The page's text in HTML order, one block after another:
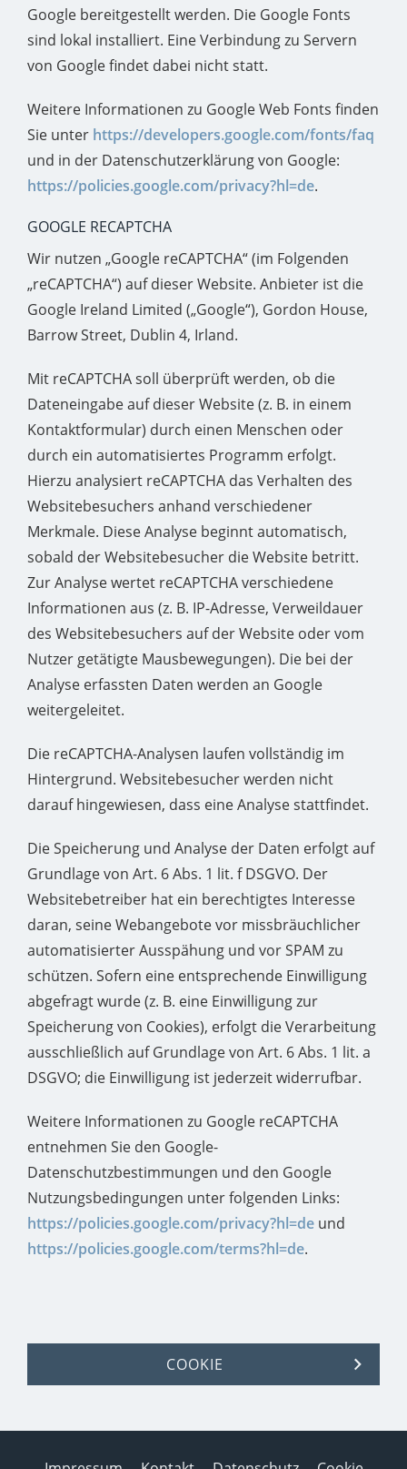
Google bereitgestellt werden. Die Google Fonts
sind lokal installiert. Eine Verbindung zu Servern
von Google findet dabei nicht statt.
Weitere Informationen zu Google Web Fonts finden
Sie unter https://developers.google.com/fonts/faq
und in der Datenschutzerklärung von Google:
https://policies.google.com/privacy?hl=de.
GOOGLE RECAPTCHA
Wir nutzen „Google reCAPTCHA“ (im Folgenden
„reCAPTCHA“) auf dieser Website. Anbieter ist die
Google Ireland Limited („Google“), Gordon House,
Barrow Street, Dublin 4, Irland.
Mit reCAPTCHA soll überprüft werden, ob die
Dateneingabe auf dieser Website (z. B. in einem
Kontaktformular) durch einen Menschen oder
durch ein automatisiertes Programm erfolgt.
Hierzu analysiert reCAPTCHA das Verhalten des
Websitebesuchers anhand verschiedener
Merkmale. Diese Analyse beginnt automatisch,
sobald der Websitebesucher die Website betritt.
Zur Analyse wertet reCAPTCHA verschiedene
Informationen aus (z. B. IP-Adresse, Verweildauer
des Websitebesuchers auf der Website oder vom
Nutzer getätigte Mausbewegungen). Die bei der
Analyse erfassten Daten werden an Google
weitergeleitet.
Die reCAPTCHA-Analysen laufen vollständig im
Hintergrund. Websitebesucher werden nicht
darauf hingewiesen, dass eine Analyse stattfindet.
Die Speicherung und Analyse der Daten erfolgt auf
Grundlage von Art. 6 Abs. 1 lit. f DSGVO. Der
Websitebetreiber hat ein berechtigtes Interesse
daran, seine Webangebote vor missbräuchlicher
automatisierter Ausspähung und vor SPAM zu
schützen. Sofern eine entsprechende Einwilligung
abgefragt wurde (z. B. eine Einwilligung zur
Speicherung von Cookies), erfolgt die Verarbeitung
ausschließlich auf Grundlage von Art. 6 Abs. 1 lit. a
DSGVO; die Einwilligung ist jederzeit widerrufbar.
Weitere Informationen zu Google reCAPTCHA
entnehmen Sie den Google-
Datenschutzbestimmungen und den Google
Nutzungsbedingungen unter folgenden Links:
https://policies.google.com/privacy?hl=de und
https://policies.google.com/terms?hl=de.
COOKIE